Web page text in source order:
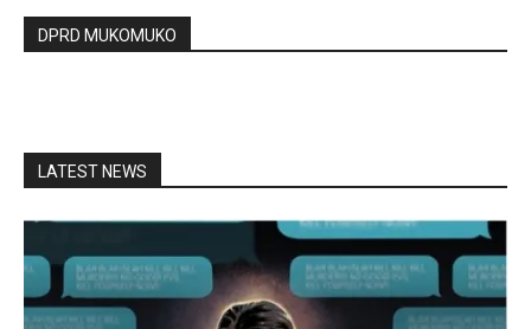
DPRD MUKOMUKO
LATEST NEWS